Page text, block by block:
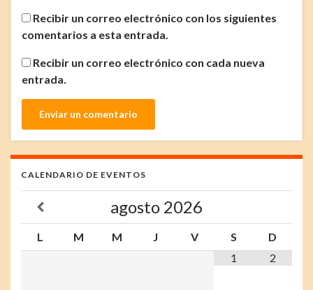
Recibir un correo electrónico con los siguientes
comentarios a esta entrada.
Recibir un correo electrónico con cada nueva
entrada.
CALENDARIO DE EVENTOS
agosto 2026
L M M J V S
D
1
2